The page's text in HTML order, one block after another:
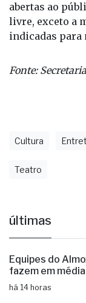
abertas ao
livre, exceto a
indicadas para
Fonte:
Cultura
Teatro
últimas
Equipes do
fazem em
há 14 horas